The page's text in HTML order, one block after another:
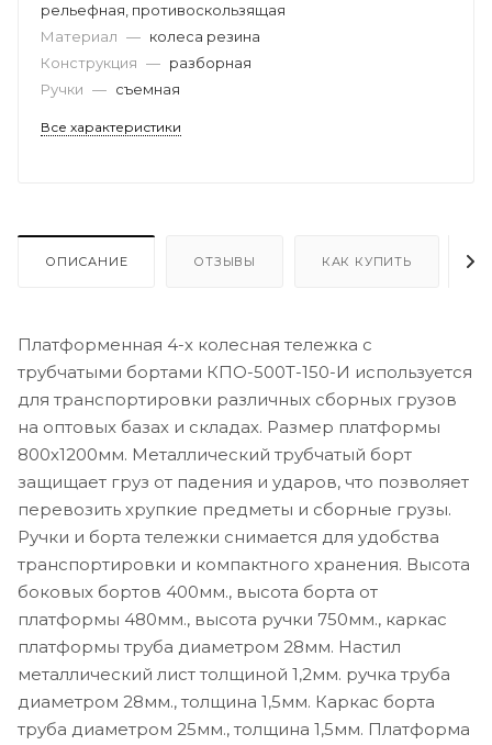
рельефная, противоскользящая
Материал — колеса резина
Конструкция — разборная
Ручки — съемная
Все характеристики
ОПИСАНИЕ ОТЗЫВЫ КАК КУПИТЬ
Платформенная 4-х колесная тележка с
трубчатыми бортами КПО-500Т-150-И используется
для транспортировки различных сборных грузов
на оптовых базах и складах. Размер платформы
800х1200мм. Металлический трубчатый борт
защищает груз от падения и ударов, что позволяет
перевозить хрупкие предметы и сборные грузы.
Ручки и борта тележки снимается для удобства
транспортировки и компактного хранения. Высота
боковых бортов 400мм., высота борта от
платформы 480мм., высота ручки 750мм., каркас
платформы труба диаметром 28мм. Настил
металлический лист толщиной 1,2мм. ручка труба
диаметром 28мм., толщина 1,5мм. Каркас борта
труба диаметром 25мм., толщина 1,5мм. Платформа